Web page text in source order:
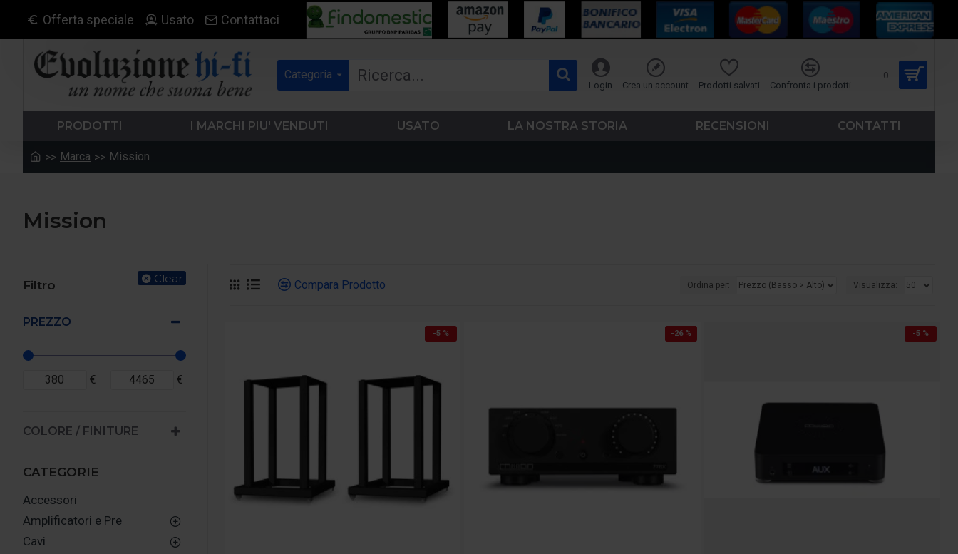
Offerta speciale Usato Contattaci
Categoria
Login Crea un account Prodotti salvati Confronta i prodotti
0
PRODOTTI I MARCHI PIU' VENDUTI USATO LA NOSTRA STORIA RECENSIONI CONTATTI
Marca Mission
Mission
Filtro Clear
PREZZO
€ €
COLORE / FINITURE
CATEGORIE
Accessori
Amplificatori e Pre
Cavi
Compara Prodotto Ordina per: Visualizza:
-5 % -26 % -5 %